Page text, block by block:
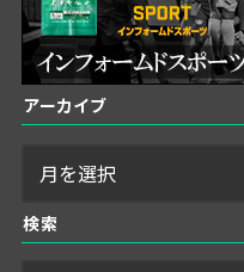
アーカイブ
検索